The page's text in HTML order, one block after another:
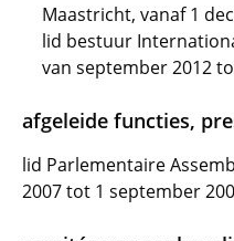
Maastricht, vanaf 1
lid bestuur
van september 2012
afgeleide functies,
lid Parlementaire
2007 tot 1 september